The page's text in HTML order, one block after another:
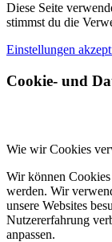
Diese Seite
stimmst du die
Einstellungen
Cookie- und
Wie wir Cookies
Wir können
werden. Wir
unsere Websites
Nutzererfahrung
anpassen.